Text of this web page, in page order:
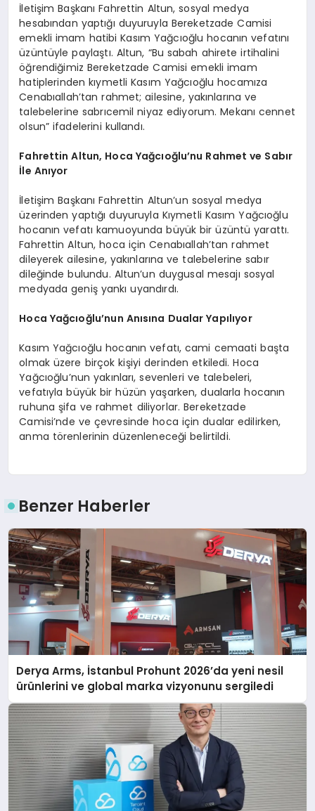
İletişim Başkanı Fahrettin Altun, sosyal medya
hesabından yaptığı duyuruyla Bereketzade Camisi
emekli imam hatibi Kasım Yağcıoğlu hocanın vefatını
üzüntüyle paylaştı. Altun, “Bu sabah ahirete irtihalini
öğrendiğimiz Bereketzade Camisi emekli imam
hatiplerinden kıymetli Kasım Yağcıoğlu hocamıza
Cenabıallah’tan rahmet; ailesine, yakınlarına ve
talebelerine sabrıcemil niyaz ediyorum. Mekanı cennet
olsun” ifadelerini kullandı.
Fahrettin Altun, Hoca Yağcıoğlu’nu Rahmet ve Sabır
İle Anıyor
İletişim Başkanı Fahrettin Altun’un sosyal medya
üzerinden yaptığı duyuruyla Kıymetli Kasım Yağcıoğlu
hocanın vefatı kamuoyunda büyük bir üzüntü yarattı.
Fahrettin Altun, hoca için Cenabıallah’tan rahmet
dileyerek ailesine, yakınlarına ve talebelerine sabır
dileğinde bulundu. Altun’un duygusal mesajı sosyal
medyada geniş yankı uyandırdı.
Hoca Yağcıoğlu’nun Anısına Dualar Yapılıyor
Kasım Yağcıoğlu hocanın vefatı, cami cemaati başta
olmak üzere birçok kişiyi derinden etkiledi. Hoca
Yağcıoğlu’nun yakınları, sevenleri ve talebeleri,
vefatıyla büyük bir hüzün yaşarken, dualarla hocanın
ruhuna şifa ve rahmet diliyorlar. Bereketzade
Camisi’nde ve çevresinde hoca için dualar edilirken,
anma törenlerinin düzenleneceği belirtildi.
Benzer Haberler
Derya Arms, İstanbul Prohunt 2026’da yeni nesil
ürünlerini ve global marka vizyonunu sergiledi